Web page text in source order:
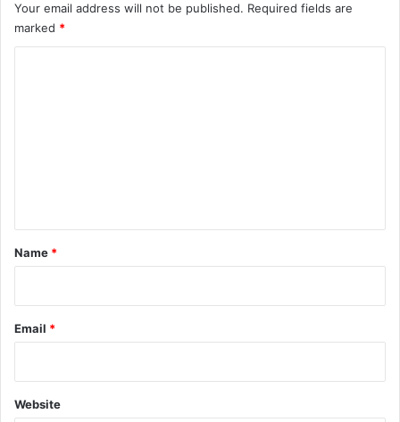
Your email address will not be published. Required fields are
marked *
*
Name *
Email *
Website